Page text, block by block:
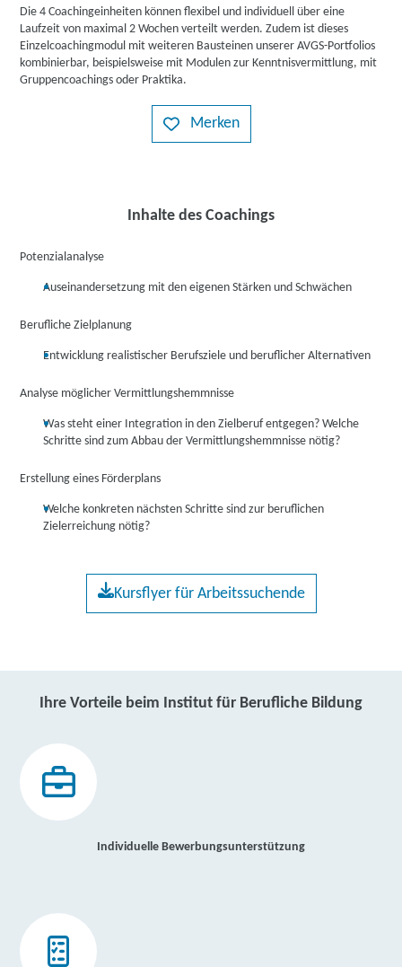
Die 4 Coachingeinheiten können flexibel und individuell über eine
Laufzeit von maximal 2 Wochen verteilt werden. Zudem ist dieses
Einzelcoachingmodul mit weiteren Bausteinen unserer AVGS-Portfolios
kombinierbar, beispielsweise mit Modulen zur Kenntnisvermittlung, mit
Gruppencoachings oder Praktika.
Merken
Inhalte des Coachings
Potenzialanalyse
Auseinandersetzung mit den eigenen Stärken und Schwächen
Berufliche Zielplanung
Entwicklung realistischer Berufsziele und beruflicher Alternativen
Analyse möglicher Vermittlungshemmnisse
Was steht einer Integration in den Zielberuf entgegen? Welche
Schritte sind zum Abbau der Vermittlungshemmnisse nötig?
Erstellung eines Förderplans
Welche konkreten nächsten Schritte sind zur beruflichen
Zielerreichung nötig?
Kursflyer für Arbeitssuchende
Ihre Vorteile beim Institut für Berufliche Bildung
Individuelle Bewerbungsunterstützung